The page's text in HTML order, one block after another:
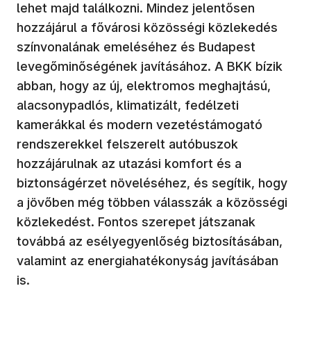
lehet majd találkozni. Mindez jelentősen
hozzájárul a fővárosi közösségi közlekedés
színvonalának emeléséhez és Budapest
levegőminőségének javításához. A BKK bízik
abban, hogy az új, elektromos meghajtású,
alacsonypadlós, klimatizált, fedélzeti
kamerákkal és modern vezetéstámogató
rendszerekkel felszerelt autóbuszok
hozzájárulnak az utazási komfort és a
biztonságérzet növeléséhez, és segítik, hogy
a jövőben még többen válasszák a közösségi
közlekedést. Fontos szerepet játszanak
továbbá az esélyegyenlőség biztosításában,
valamint az energiahatékonyság javításában
is.